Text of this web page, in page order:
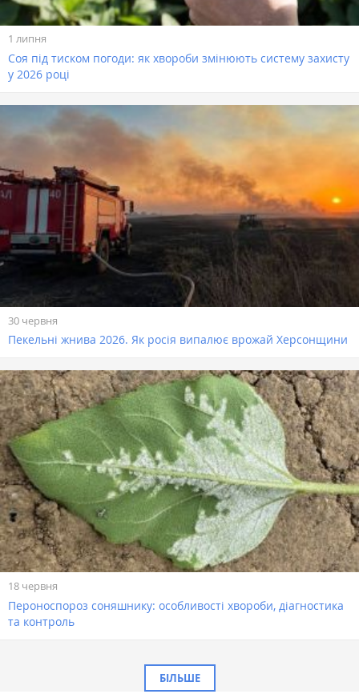
1 липня
Соя під тиском погоди: як хвороби змінюють систему захисту
у 2026 році
30 червня
Пекельні жнива 2026. Як росія випалює врожай Херсонщини
18 червня
Пероноспороз соняшнику: особливості хвороби, діагностика
та контроль
БІЛЬШЕ